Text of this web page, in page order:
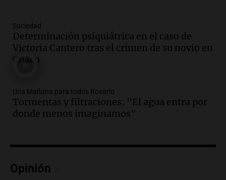
Jorge Messi en una entrevista con Rony
Vargas en 2007
Una mañana para todos
todos tenían algo que ver"
Una mañana para todos
Episodios
del desayuno ideal: qué alimentos
Una mañana para todos
Sociedad
Determinación psiquiátrica en el caso de
Victoria Cantero tras el crimen de su novio en
Chaco
Una Mañana para todos Rosario
Tormentas y filtraciones: "El agua entra por
donde menos imaginamos"
Opinión